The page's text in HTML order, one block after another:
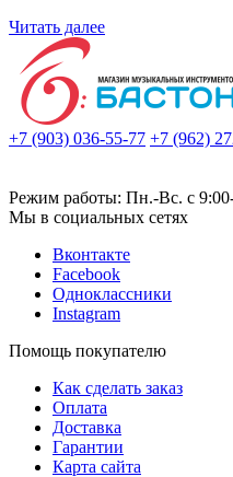
Читать далее
+7 (903) 036-55-77 +7 (962)
Режим работы: Пн.-Вс. с
Мы в социальных сетях
Вконтакте
Facebook
Одноклассники
Instagram
Помощь покупателю
Как сделать заказ
Оплата
Доставка
Гарантии
Карта сайта